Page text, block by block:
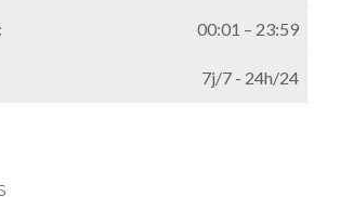
00:01 – 23:59
7j/7 - 24h/24